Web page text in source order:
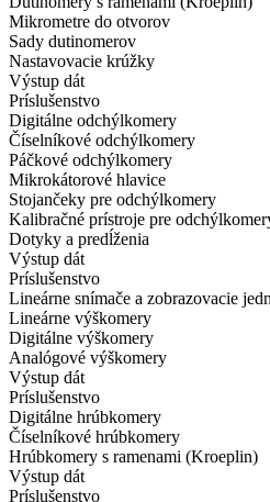
Mikrometre do otvorov
Sady dutinomerov
Nastavovacie krúžky
Výstup dát
Príslušenstvo
Digitálne odchýlkomery
Číselníkové odchýlkomery
Páčkové odchýlkomery
Mikrokátorové hlavice
Stojančeky pre odchýlkomery
Kalibračné prístroje pre
Dotyky a predĺženia
Výstup dát
Príslušenstvo
Lineárne snímače a zobrazovacie
Lineárne výškomery
Digitálne výškomery
Analógové výškomery
Výstup dát
Príslušenstvo
Digitálne hrúbkomery
Číselníkové hrúbkomery
Hrúbkomery s ramenami (Kroeplin)
Výstup dát
Príslušenstvo